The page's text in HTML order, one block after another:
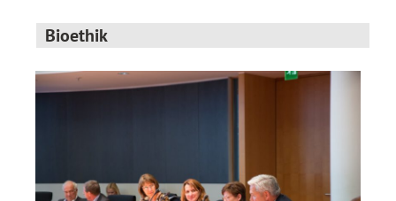
Bioethik